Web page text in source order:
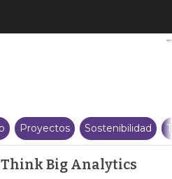
adquiere Think Big
Proyectos Sostenibilidad
Big Analytics